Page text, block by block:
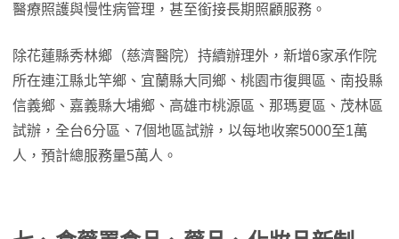
醫療照護與慢性病管理，甚至銜接長期照顧服務。
除花蓮縣秀林鄉（慈濟醫院）持續辦理外，新增6家承作院
所在連江縣北竿鄉、宜蘭縣大同鄉、桃園市復興區、南投縣
信義鄉、嘉義縣大埔鄉、高雄市桃源區、那瑪夏區、茂林區
試辦，全台6分區、7個地區試辦，以每地收案5000至1萬
人，預計總服務量5萬人。